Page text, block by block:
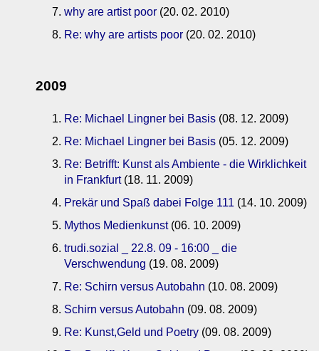
why are artist poor (20. 02. 2010)
Re: why are artists poor (20. 02. 2010)
2009
Re: Michael Lingner bei Basis (08. 12. 2009)
Re: Michael Lingner bei Basis (05. 12. 2009)
Re: Betrifft: Kunst als Ambiente - die Wirklichkeit
in Frankfurt(18. 11. 2009)
Prekär und Spaß dabei Folge 111 (14. 10. 2009)
Mythos Medienkunst(06. 10. 2009)
trudi.sozial _ 22.8. 09 - 16:00 _ die
Verschwendung (19. 08. 2009)
Re: Schirn versus Autobahn (10. 08. 2009)
Schirn versus Autobahn (09. 08. 2009)
Re: Kunst,Geld und Poetry (09. 08. 2009)